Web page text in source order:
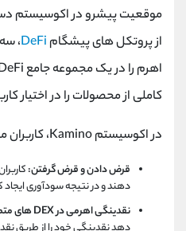
از پروتکل های پیشگام DeFi،
کاملی از محصولات را در اختیار
در اکوسیستم Kamino، کاربران می توانند:
قرض دادن و قرض گرفتن:
دهند و در نتیجه سودآوری ایجاد
نقدینگی اهرمی در DEX های متمرکز: